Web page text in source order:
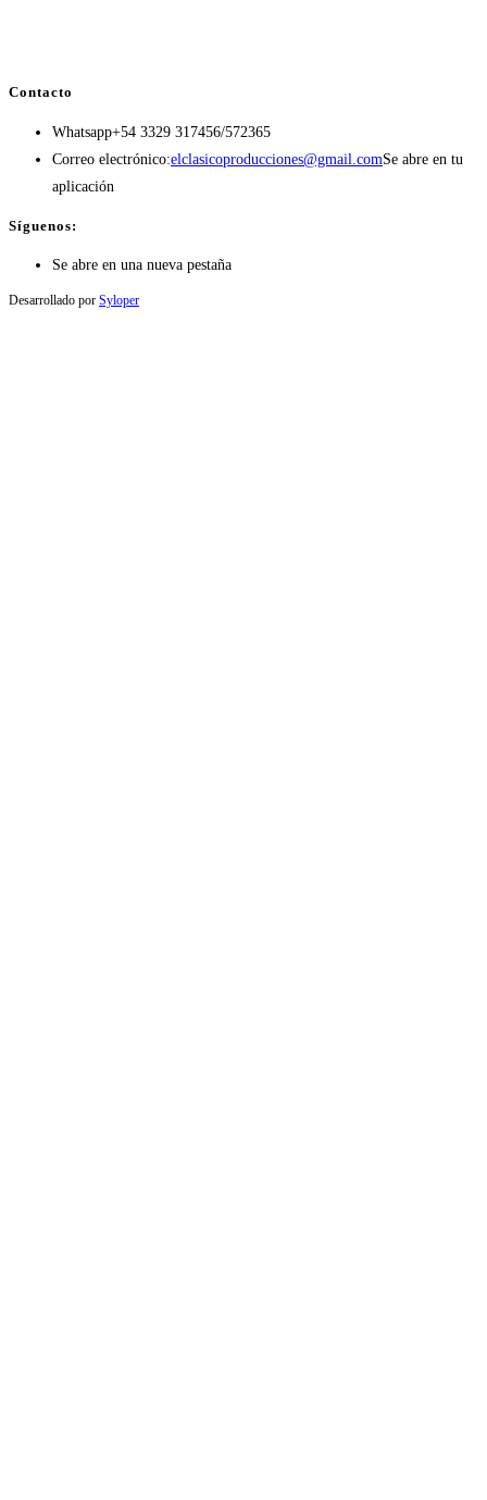
Contacto
Whatsapp+54 3329 317456/572365
Correo electrónico:elclasicoproducciones@gmail.comSe abre en tu
aplicación
Síguenos:
Se abre en una nueva pestaña
Desarrollado por Syloper